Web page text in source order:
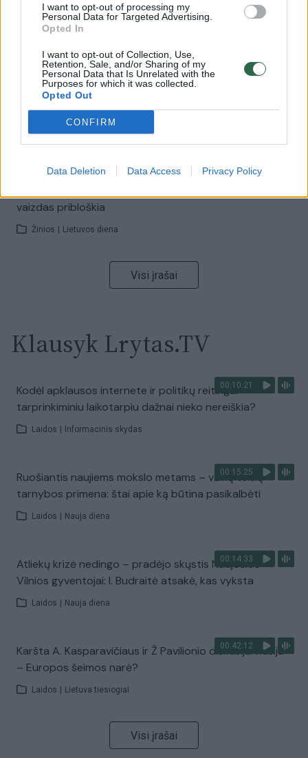
I want to opt-out of processing my
Personal Data for Targeted Advertising.
Opted In
I want to opt-out of Collection, Use,
Retention, Sale, and/or Sharing of my
Personal Data that Is Unrelated with the
Purposes for which it was collected.
Opted Out
CONFIRM
Data Deletion Data Access Privacy Policy
00:00:57
Savaitės vidurys nusimato karštas: temperatūra kils iki
32 laipsnių šilumos
Žinios | Orai
V. Zalužno pasisakymą laiko bandymu įsitvirtinti
Ukrainos politikoje: jis yra neteisus
Laidos | Nauja diena
vaizdas pribloškia
Žinios Lietuvos diena
Visi įrašai
Klausyk Lrytas.TV
00:10:21
Kodėl apklausos internete ir politikų reitingai
tarprinkiminiu laikotarpiu dažnai nieko nereiškia?
Laidos Informacinis skydas
00:15:25
Ruošiantis naujiems mokslo metams – vaikų teisių
tarnybos primena: štai apie ką būtina pasikalbėti
Laidos Nauja diena
00:14:33
Atliekų krizė nedingo – pradėjo skųstis Naujosios
Vilnios gyventojai: I. Budraitė atsakė, kas vyksta
Laidos Nauja diena
00:42:12
Karšta A. Kasparavičiaus ir Ž Pavilionio diskusija: Rusija
– Europos šeimos narė?
Laidos Lietuva tiesiogiai
Visi įrašai